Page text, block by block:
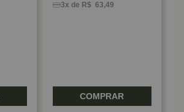
3x de R$ 63,49
COMPRAR